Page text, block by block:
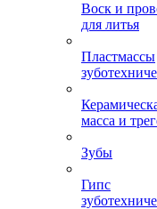
Воск и
для литья
Пластмассы
масса и
Зубы
Гипс